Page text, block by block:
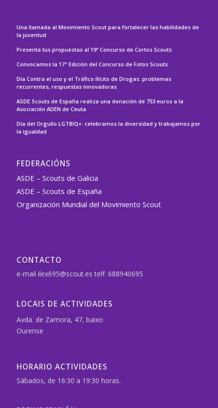
Una llamada al Movimiento Scout para fortalecer las habilidades de
la juventud
Presenta tus propuestas al 19º Concurso de Cortos Scouts
Convocamos la 17ª Edición del Concurso de Fotos Scouts
Día Contra el uso y el Tráfico Ilícito de Drogas: problemas
recurrentes, respuestas innovadoras
ASDE Scouts de España realiza una donación de 753 euros a la
Asociación ADEN de Ceuta
Día del Orgullo LGTBIQ+: celebramos la diversidad y trabajamos por
la igualdad
FEDERACIÓNS
ASDE – Scouts de Galicia
ASDE – Scouts de España
Organización Mundial del Movimiento Scout
CONTACTO
e-mail ilex695@scout.es telf: 688940695
LOCAIS DE ACTIVIDADES
Avda. de Zamora, 47, baixo
Ourense
HORARIO ACTIVIDADES
Sábados, de 16:30 a 19:30 horas.